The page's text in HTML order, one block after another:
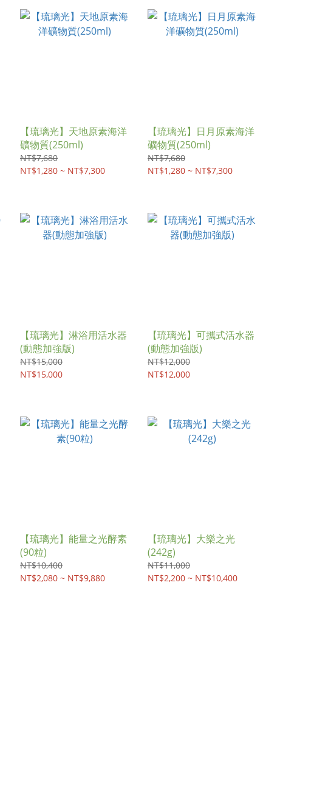
【琉璃光】天地原素海洋
礦物質(250ml)
NT$7,680
NT$1,280 ~ NT$7,300
【琉璃光】日月原素海洋
礦物質(250ml)
NT$7,680
NT$1,280 ~ NT$7,300
【琉璃光】淋浴用活水器
(動態加強版)
NT$15,000
NT$15,000
【琉璃光】可攜式活水器
(動態加強版)
NT$12,000
NT$12,000
【琉璃光】能量之光酵素
(90粒)
NT$10,400
NT$2,080 ~ NT$9,880
【琉璃光】大樂之光
(242g)
NT$11,000
NT$2,200 ~ NT$10,400